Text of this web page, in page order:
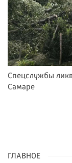
Спецслужбы
Самаре
ГЛАВНОЕ